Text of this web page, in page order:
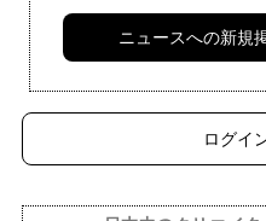
ニュースへの新規
ログイ